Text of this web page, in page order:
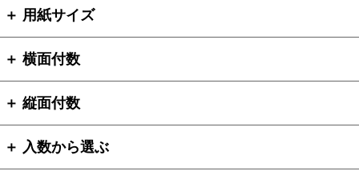
＋ 用紙サイズ
＋ 横面付数
＋ 縦面付数
＋ 入数から選ぶ